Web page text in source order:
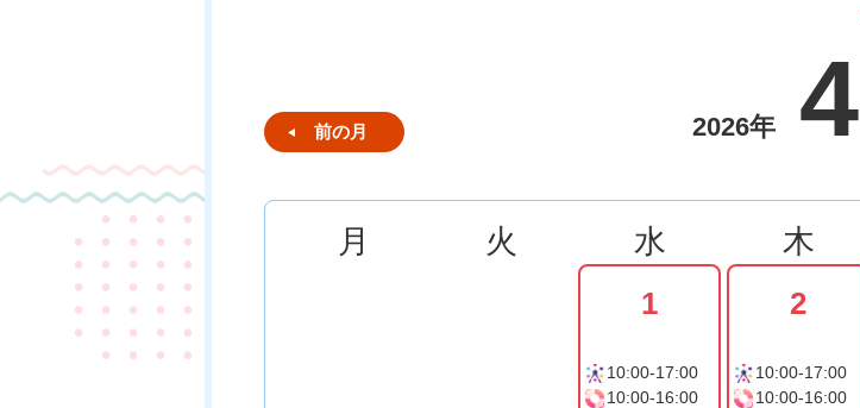
前の月 2026年 4
月 火 水 木
1
10:00-17:00
10:00-16:00
2
10:00-17:00
10:00-16:00